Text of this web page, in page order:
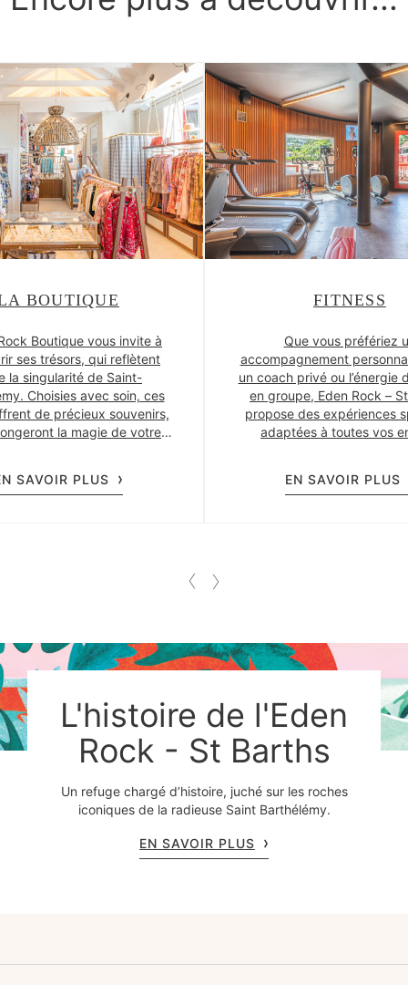
BOUTIQUE
Boutique vous invite à
ses trésors, qui reflètent
la singularité de Saint-
Choisies avec soin, ces
de précieux souvenirs,
la magie de votre
SAVOIR PLUS
FITNESS
Que vous préfériez
accompagnement
un coach privé ou l’énergie
en groupe, Eden Rock –
propose des expériences
adaptées à toutes vos
EN SAVOIR PLUS
L'histoire de l'Eden
Rock - St Barths
Un refuge chargé d’histoire, juché sur les roches
iconiques de la radieuse Saint Barthélémy.
EN SAVOIR PLUS